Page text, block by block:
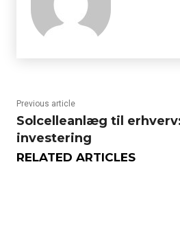
Previous article
Solcelleanlæg til
investering
RELATED ARTICLES